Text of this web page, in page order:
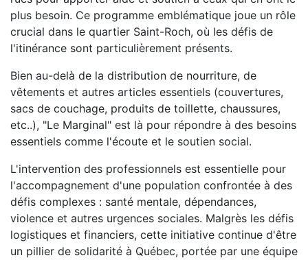
plus besoin. Ce programme emblématique joue un rôle
crucial dans le quartier Saint-Roch, où les défis de
l'itinérance sont particulièrement présents.
Bien au-delà de la distribution de nourriture, de
vêtements et autres articles essentiels (couvertures,
sacs de couchage, produits de toillette, chaussures,
etc..), "Le Marginal" est là pour répondre à des besoins
essentiels comme l'écoute et le soutien social.
L'intervention des professionnels est essentielle pour
l'accompagnement d'une population confrontée à des
défis complexes : santé mentale, dépendances,
violence et autres urgences sociales. Malgrès les défis
logistiques et financiers, cette initiative continue d'être
un pillier de solidarité à Québec, portée par une équipe